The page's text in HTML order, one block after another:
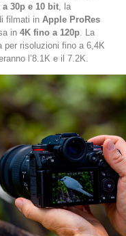
a 30p e 10 bit , la
filmati in Apple ProRes
in 4K fino a 120p . La
per risoluzioni fino a 6,4K
l’8.1K e il 7.2K.